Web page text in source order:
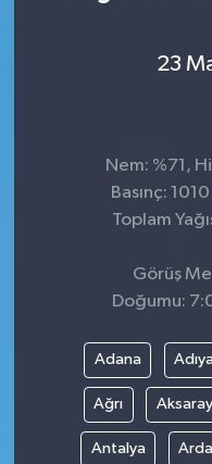
23
Nem: %71,
Basınç:
Toplam
Görüş
Doğumu:
Adana
Ağrı Aksaray
Antalya